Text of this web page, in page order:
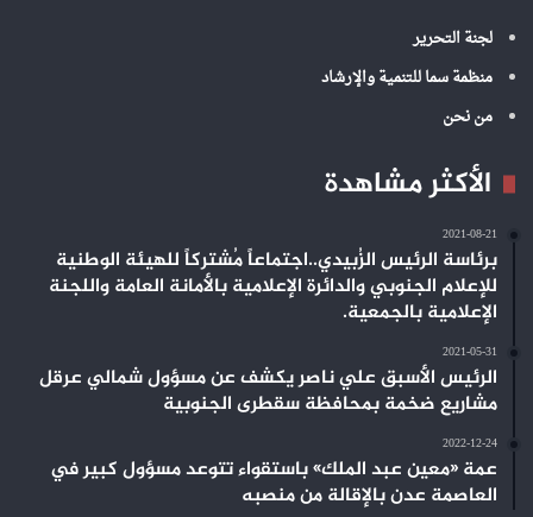
لجنة التحرير
منظمة سما للتنمية والإرشاد
من نحن
الأكثر مشاهدة
2021-08-21
برئاسة الرئيس الزُبيدي..اجتماعاً مُشتركاً للهيئة الوطنية
للإعلام الجنوبي والدائرة الإعلامية بالأمانة العامة واللجنة
الإعلامية بالجمعية.
2021-05-31
الرئيس الأسبق علي ناصر يكشف عن مسؤول شمالي عرقل
مشاريع ضخمة بمحافظة سقطرى الجنوبية
2022-12-24
عمة «معين عبد الملك» باستقواء تتوعد مسؤول كبير في
العاصمة عدن بالإقالة من منصبه